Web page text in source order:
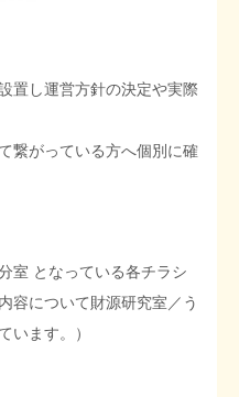
置し運営方針の決定や実際
繋がっている方へ個別に確
室 となっている各チラシ
容について財源研究室／う
います。）